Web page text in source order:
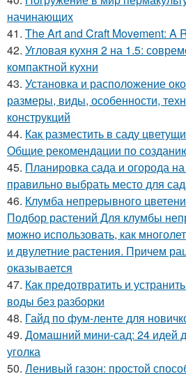
начинающих
41. The Art and Craft Movement: A
42. Угловая кухня 2 на 1.5:
компактной кухни
43. Установка и расположение
размеры, виды, особенности,
конструкций
44. Как разместить в саду
Общие рекомендации по
45. Планировка сада и огорода на
правильно выбрать место для
46. Клумба непрерывного
Подбор растений Для клумбы
можно использовать, как
и двулетние растения. Причем
оказывается
47. Как предотвратить и
воды без разборки
48. Гайд по фум-ленте для
49. Домашний мини-сад: 24 идей
уголка
50. Ленивый газон: простой